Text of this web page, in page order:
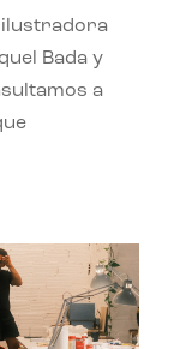
ilustradora
Bada y
a